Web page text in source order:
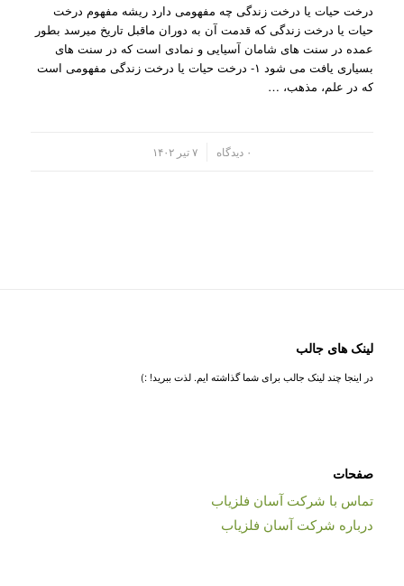
درخت حیات یا درخت زندگی چه مفهومی دارد ریشه مفهوم درخت
حیات یا درخت زندگی که قدمت آن به دوران ماقبل تاریخ میرسد بطور
عمده در سنت های شامان آسیایی و نمادی است که در سنت های
بسیاری یافت می شود ۱- درخت حیات یا درخت زندگی مفهومی است
که در علم، مذهب، …
۰ دیدگاه ۷ تیر ۱۴۰۲
لینک های جالب
در اینجا چند لینک جالب برای شما گذاشته ایم. لذت ببرید! :)
صفحات
تماس با شرکت آسان فلزیاب
درباره شرکت آسان فلزیاب